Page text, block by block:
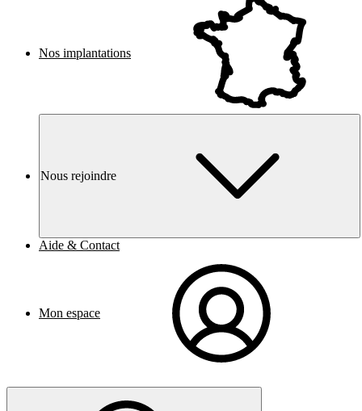
Nos implantations
Nous rejoindre
Aide & Contact
Mon espace